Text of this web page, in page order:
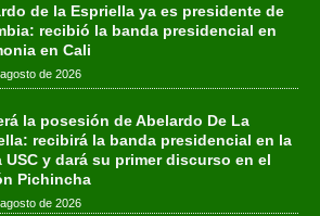
de la Espriella ya es presidente de
recibió la banda presidencial en
en Cali
de 2026
la posesión de Abelardo De La
recibirá la banda presidencial en la
USC y dará su primer discurso en el
Pichincha
de 2026